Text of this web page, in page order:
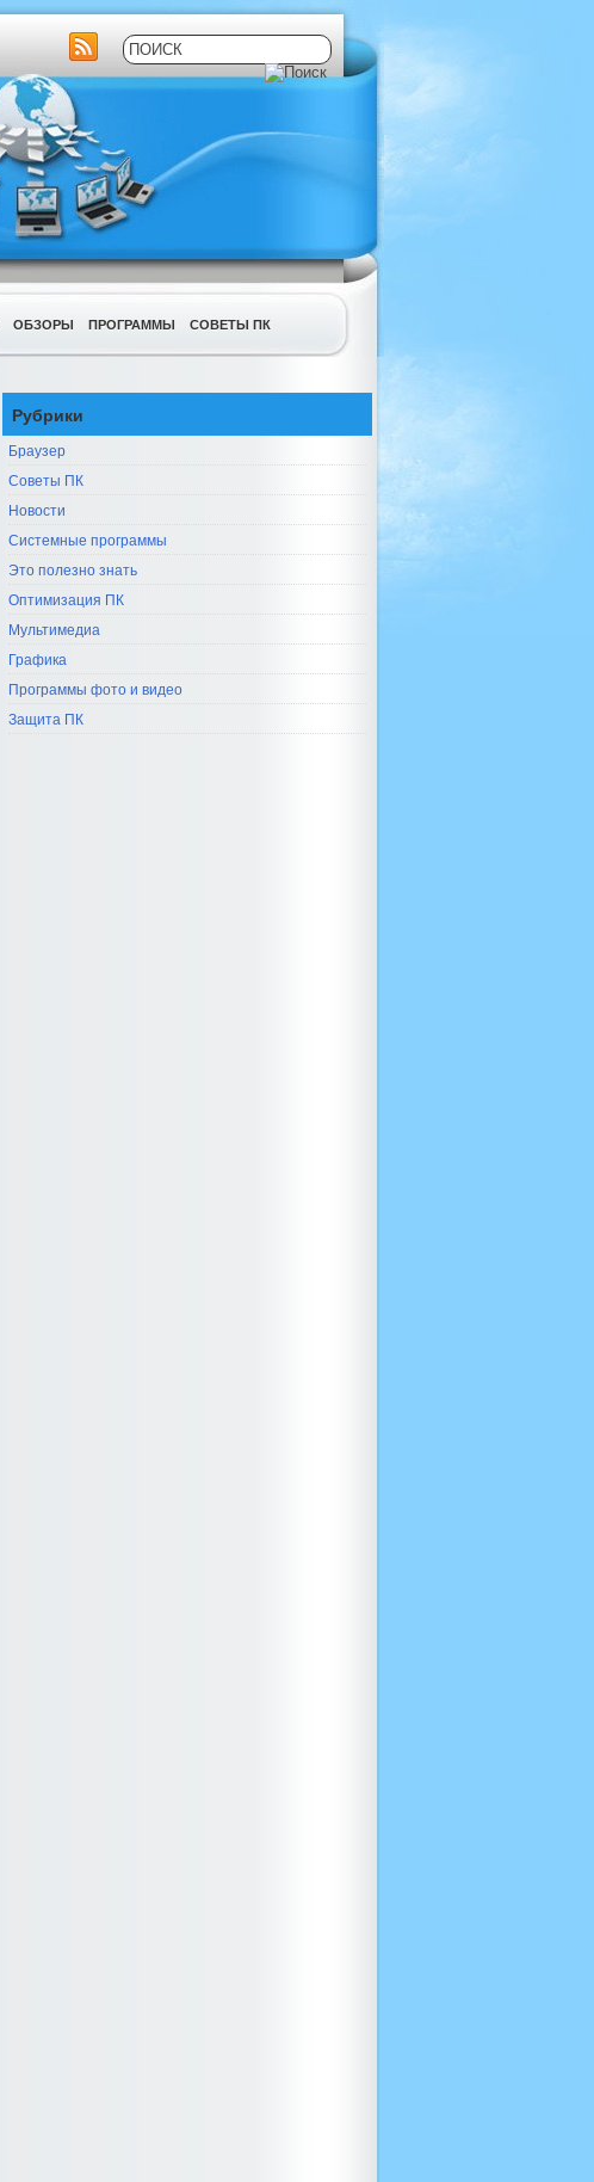
ОБЗОРЫ ПРОГРАММЫ СОВЕТЫ ПК
Рубрики
Браузер
Советы ПК
Новости
Системные программы
Это полезно знать
Оптимизация ПК
Мультимедиа
Графика
Программы фото и видео
Защита ПК